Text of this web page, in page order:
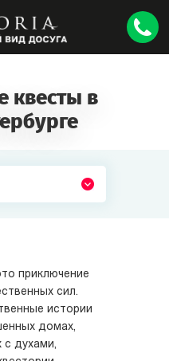
квесты в
приключение
сил.
истории
домах,
с духами,